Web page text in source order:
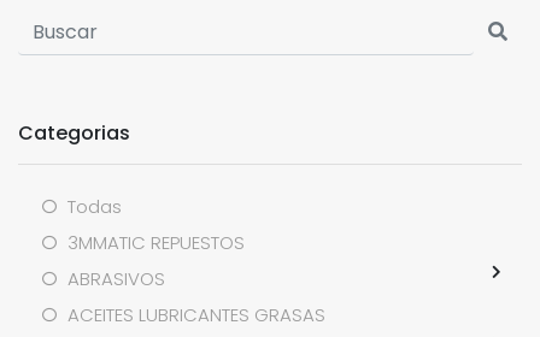
Categorias
Todas
3MMATIC REPUESTOS
ABRASIVOS
ACEITES LUBRICANTES GRASAS